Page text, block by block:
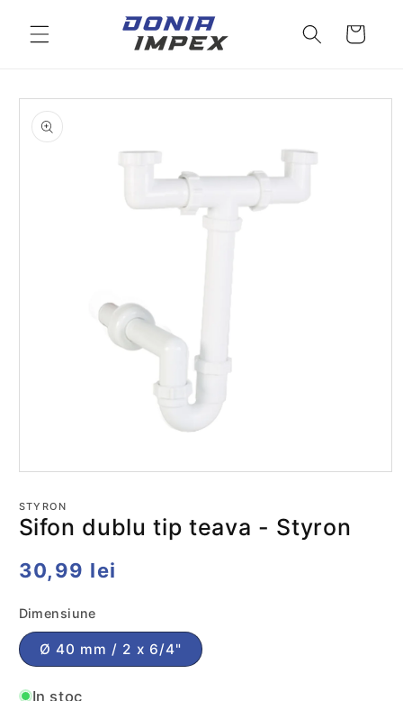
conținut
Cos
informațiile
despre
produs
media
1
într-
modală
STYRON
Sifon dublu tip teava - Styron
Preț
30,99 lei
Dimensiune
Ø 40 mm / 2 x 6/4"
In stoc